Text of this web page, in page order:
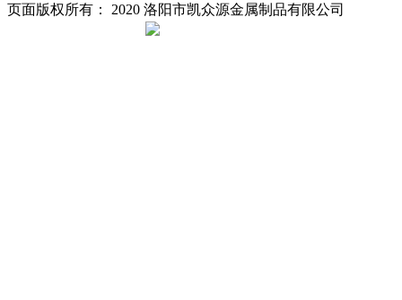
页面版权所有： 2020 洛阳市凯众源金属制品有限公司